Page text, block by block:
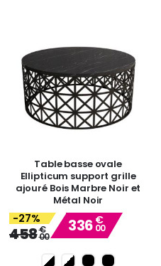
Table basse ovale
Ellipticum support grille
ajouré Bois Marbre Noir et
Métal Noir
-27%
458€
00
Special
Price
336 €
00